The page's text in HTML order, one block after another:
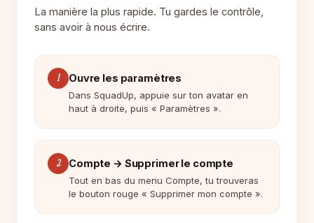
La manière la plus rapide. Tu gardes le contrôle,
sans avoir à nous écrire.
1 Ouvre les paramètres
Dans SquadUp, appuie sur ton avatar en
haut à droite, puis « Paramètres ».
2 Compte → Supprimer le compte
Tout en bas du menu Compte, tu trouveras
le bouton rouge « Supprimer mon compte ».